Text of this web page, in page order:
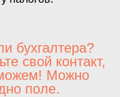
бухгалтера?
свой контакт,
Можно
поле.